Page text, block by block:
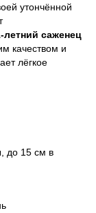
утончённой
летний саженец
качеством и
лёгкое
до 15 см в